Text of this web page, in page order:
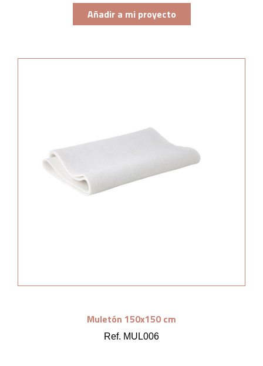
Añadir a mi proyecto
Muletón 150x150 cm
Ref. MUL006